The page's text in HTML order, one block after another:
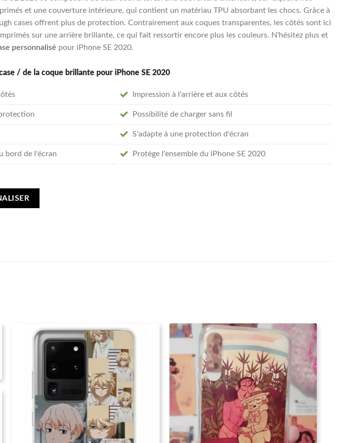
et une couverture intérieure, qui contient un matériau TPU absorbant les chocs. Grâce à
cases offrent plus de protection. Contrairement aux coques transparentes, les côtés sont ici
sur une arrière brillante, ce qui fait ressortir encore plus les couleurs. N'hésitez plus et
personnalisé pour iPhone SE 2020.
/ de la coque brillante pour iPhone SE 2020
bord de l'écran
Impression à l'arrière et aux côtés
Possibilité de charger sans fil
S'adapte à une protection d'écran
Protège l'ensemble du iPhone SE 2020
(2020) coque personnalisée - tough case